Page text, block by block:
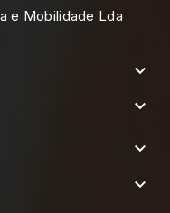
e Mobilidade Lda



